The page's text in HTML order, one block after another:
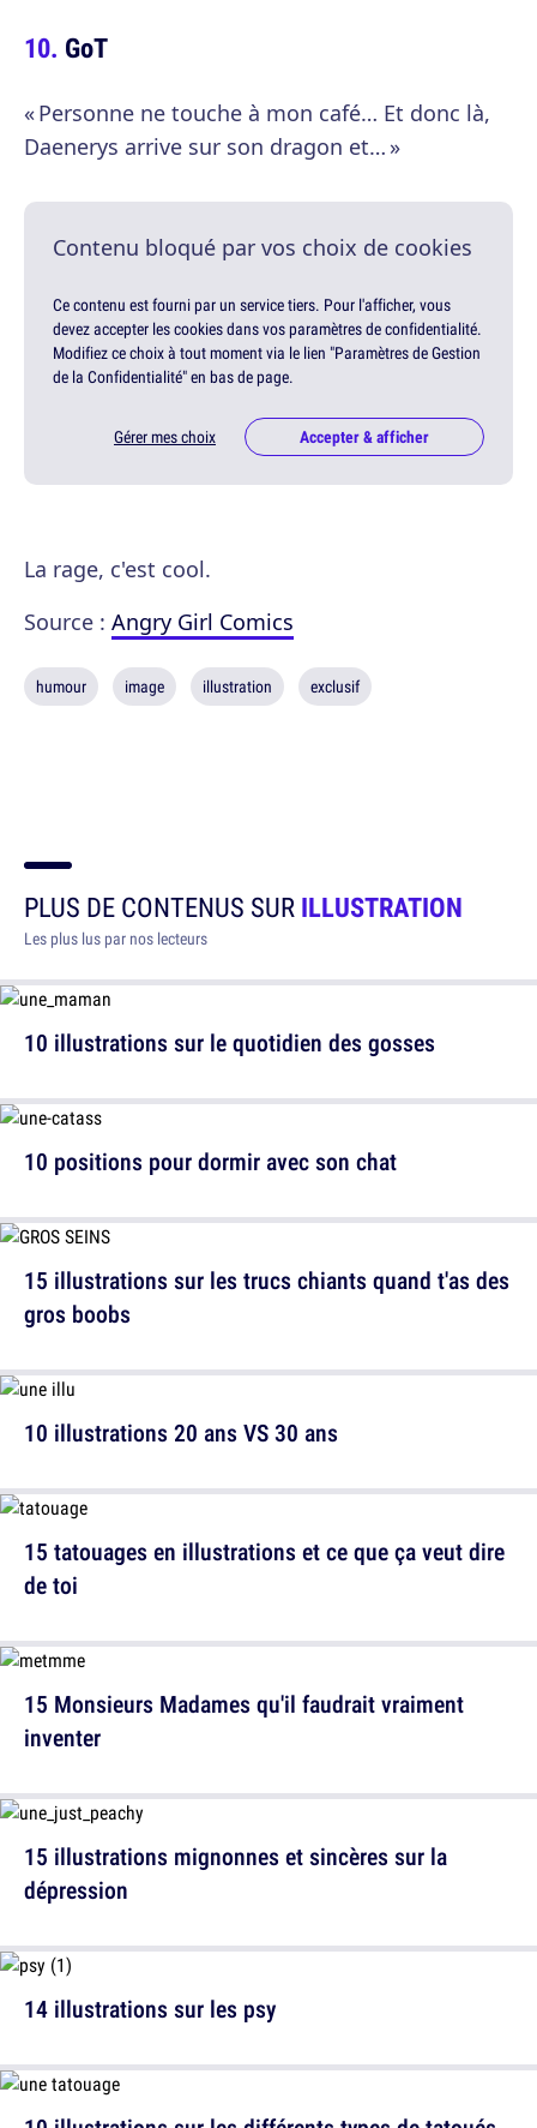
GoT
« Personne ne touche à mon café… Et donc là,
Daenerys arrive sur son dragon et… »
Contenu bloqué par vos choix de cookies
Ce contenu est fourni par un service tiers. Pour l'afficher, vous
devez accepter les cookies dans vos paramètres de confidentialité.
Modifiez ce choix à tout moment via le lien "Paramètres de Gestion
de la Confidentialité" en bas de page.
Gérer mes choix Accepter & afficher
La rage, c'est cool.
Source : Angry Girl Comics
humour image illustration exclusif
PLUS DE CONTENUS SURILLUSTRATION
Les plus lus par nos lecteurs
10 illustrations sur le quotidien des gosses
15 illustrations sur les trucs chiants quand t'as des
gros boobs
15 tatouages en illustrations et ce que ça veut dire
de toi
15 illustrations mignonnes et sincères sur la
dépression
10 positions pour dormir avec son chat
10 illustrations 20 ans VS 30 ans
15 Monsieurs Madames qu'il faudrait vraiment
inventer
14 illustrations sur les psy